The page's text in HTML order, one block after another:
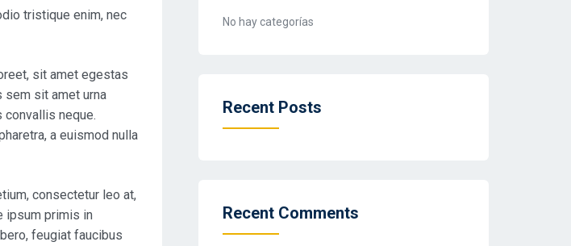
tristique enim, nec
sit amet egestas
sit amet urna
convallis neque.
a euismod nulla
consectetur leo at,
ipsum primis in
feugiat faucibus
No hay categorías
Recent Posts
Recent Comments